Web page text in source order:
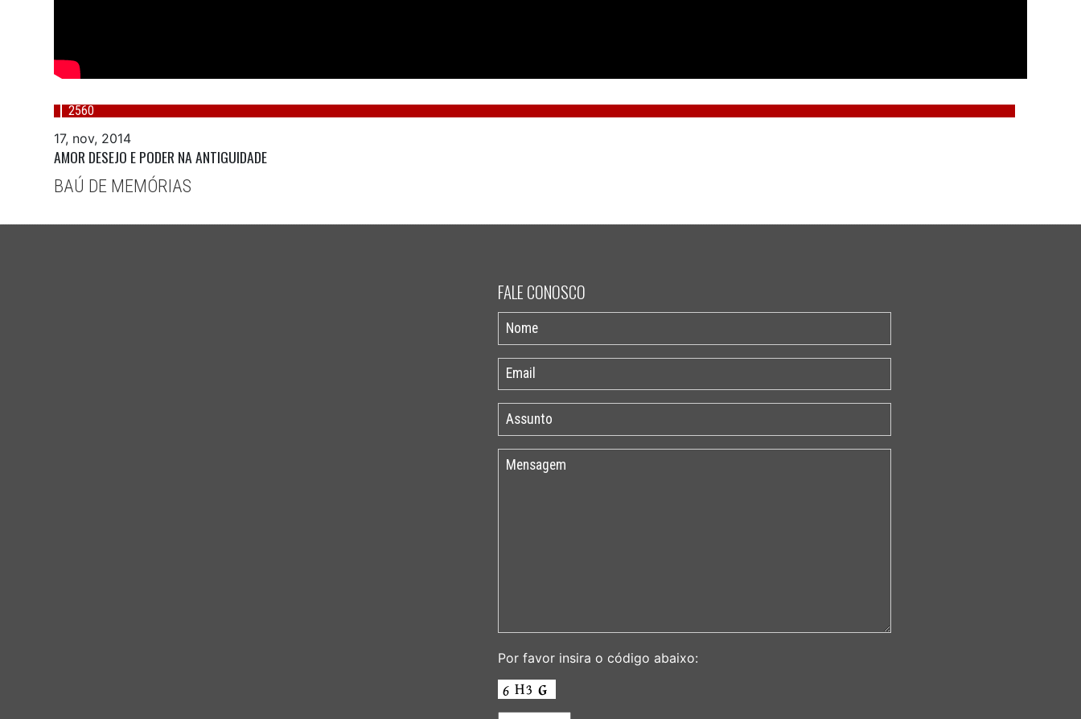
2560
17, nov, 2014
AMOR DESEJO E PODER NA ANTIGUIDADE
BAÚ DE MEMÓRIAS
FALE CONOSCO
Por favor insira o código abaixo: